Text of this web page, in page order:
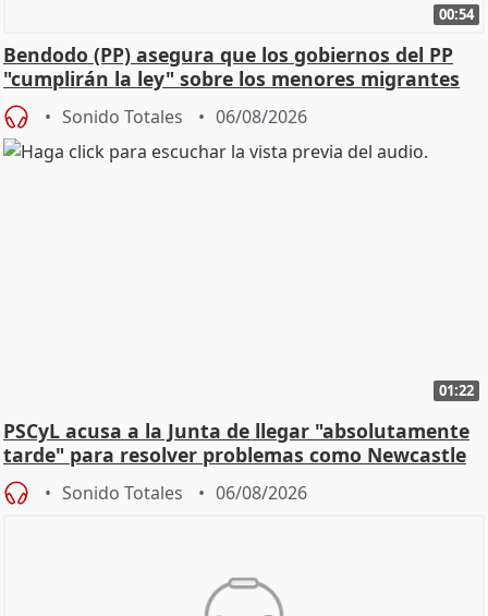
00:54
Bendodo (PP) asegura que los gobiernos del PP
"cumplirán la ley" sobre los menores migrantes
Sonido Totales 06/08/2026
01:22
PSCyL acusa a la Junta de llegar "absolutamente
tarde" para resolver problemas como Newcastle
Sonido Totales 06/08/2026